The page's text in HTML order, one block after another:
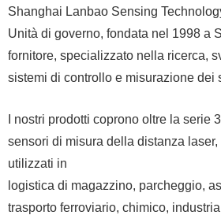
Shanghai Lanbao Sensing
Unità di governo, fondata nel 1998 a
fornitore, specializzato nella ricerca,
sistemi di controllo e misurazione dei
I nostri prodotti coprono oltre la
sensori di misura della distanza
utilizzati in
logistica di magazzino, parcheggio,
trasporto ferroviario, chimico,